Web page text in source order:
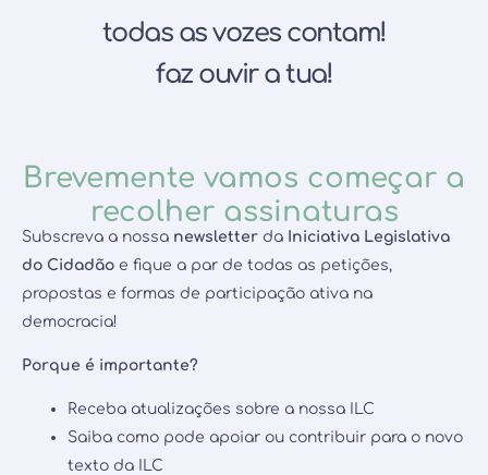
todas as vozes contam!
faz ouvir a tua!
Brevemente vamos começar a
recolher assinaturas
Subscreva a nossa newsletter da Iniciativa Legislativa
do Cidadão e fique a par de todas as petições,
propostas e formas de participação ativa na
democracia!
Porque é importante?
Receba atualizações sobre a nossa ILC
Saiba como pode apoiar ou contribuir para o novo
texto da ILC